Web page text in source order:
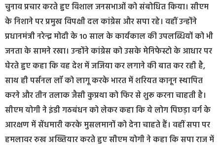
चुनाव प्रचार करते हुए विशाल जनसभाओं को संबोधित किया। सीएम
के निशाने पर प्रमुख विपक्षी दल कांग्रेस और सपा रहे। वहीं उन्होंने
प्रधानमंत्री नरेन्द्र मोदी के 10 साल के कार्यकाल की उपलब्धियों को भी
जनता के सामने रखा। उन्होंने कांग्रेस को उसके मेनिफेस्टो के आधार पर
घेरते हुए कहा कि वह देश में जजिया कर लगाने की बात कर रही है,
साथ ही पर्सनल लॉ को लागू करके भारत में शरियत कानून स्थापित
करने और तीन तलाक जैसी कुप्रथा को फिर से शुरू करना चाहती है।
सीएम योगी ने इंडी गठबंधन को लेकर कहा कि ये लोग पिछड़ा वर्ग के
आरक्षण में सेंधमारी करके मुसलमानों को देना चाहते हैं। वहीं सपा पर
हमलावर रुख अख्तियार करते हुए सीएम योगी ने कहा कि सपा राज में